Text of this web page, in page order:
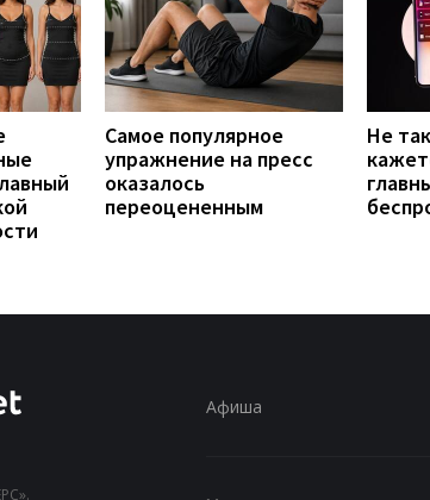
Самое популярное
упражнение на пресс
оказалось
переоцененным
Не
Афиша